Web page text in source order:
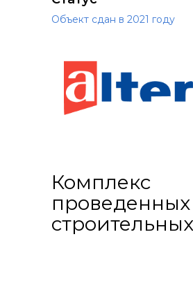
Объект сдан в 2021 году
Комплекс
проведенных